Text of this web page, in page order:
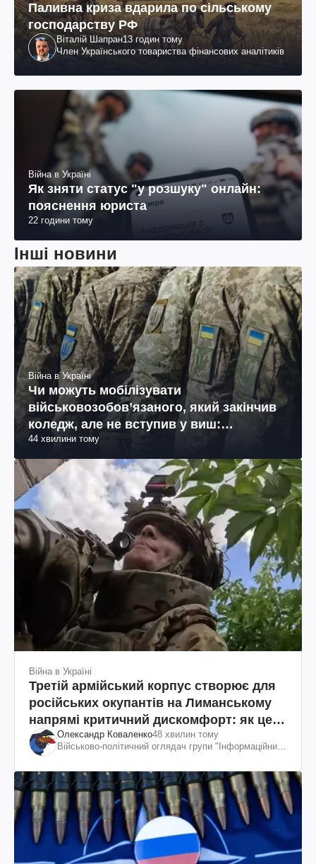
Паливна криза вдарила по сільському
господарству РФ
Віталій Шапран13 годин тому
Член Українського товариства фінансових аналітиків
Війна в Україні
Як зняти статус "у розшуку" онлайн:
пояснення юриста
22 години тому
Інші новини
Війна в Україні
Чи можуть мобілізувати
військовозобов’язаного, який закінчив
коледж, але не вступив у виш:
пояснення юриста
44 хвилини тому
Війна в Україні
Третій армійський корпус створює для
російських окупантів на Лиманському
напрямі критичний дискомфорт: як це
вдалосяОлександр Коваленко48 хвилин тому
Військово-політичний оглядач групи "Інформаційний